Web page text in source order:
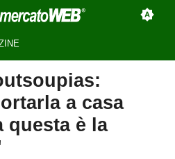
a casa
questa è la